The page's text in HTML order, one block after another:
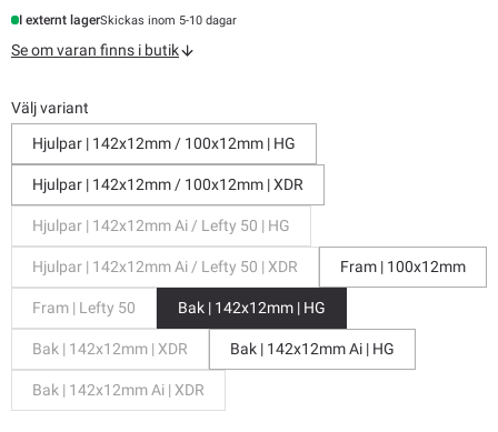
I externt lagerSkickas inom 5-10 dagar
Se om varan finns i butik
Välj variant
Hjulpar | 142x12mm / 100x12mm | HG
Hjulpar | 142x12mm / 100x12mm | XDR
Hjulpar | 142x12mm Ai / Lefty 50 | HG
Hjulpar | 142x12mm Ai / Lefty 50 | XDR Fram | 100x12mm
Fram | Lefty 50 Bak | 142x12mm | HG
Bak | 142x12mm | XDR Bak | 142x12mm Ai | HG
Bak | 142x12mm Ai | XDR